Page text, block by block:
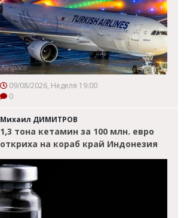
09/08/2026, Неделя 19:00
0
Михаил ДИМИТРОВ
1,3 тона кетамин за 100 млн. евро
откриха на кораб край Индонезия